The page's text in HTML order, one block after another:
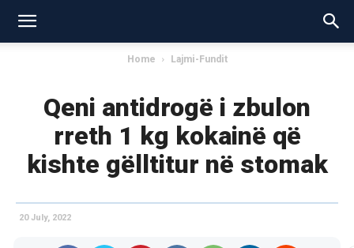
Home Lajmi-Fundit
Qeni antidrogë i zbulon
rreth 1 kg kokainë që
kishte gëlltitur në stomak
20 July, 2022